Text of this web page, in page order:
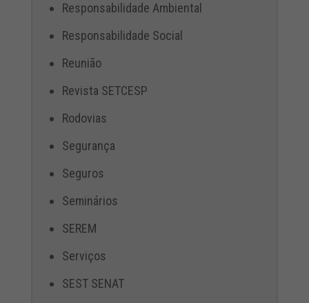
Responsabilidade Ambiental
Responsabilidade Social
Reunião
Revista SETCESP
Rodovias
Segurança
Seguros
Seminários
SEREM
Serviços
SEST SENAT